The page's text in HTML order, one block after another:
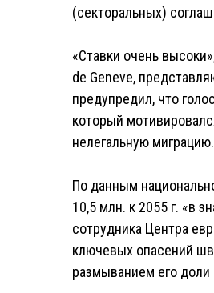
(секторальных)
«Ставки очень
de Geneve,
предупредил, что
который
нелегальную миграцию.
По данным
10,5 млн. к 2055 г. «в
сотрудника Центра
ключевых опасений
размыванием его